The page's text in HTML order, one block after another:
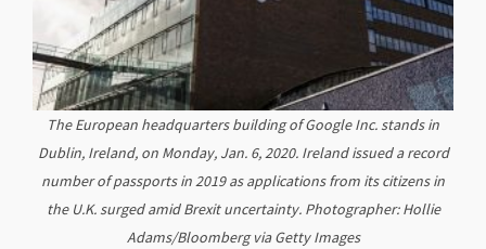
The European headquarters building of Google Inc. stands in
Dublin, Ireland, on Monday, Jan. 6, 2020. Ireland issued a record
number of passports in 2019 as applications from its citizens in
the U.K. surged amid Brexit uncertainty. Photographer: Hollie
Adams/Bloomberg via Getty Images